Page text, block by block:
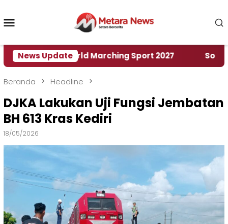
konten
News Update
World Marching Sport 2027 ‎Soal Rencana
Beranda Headline
DJKA Lakukan Uji Fungsi Jembatan
BH 613 Kras Kediri
18/05/2026